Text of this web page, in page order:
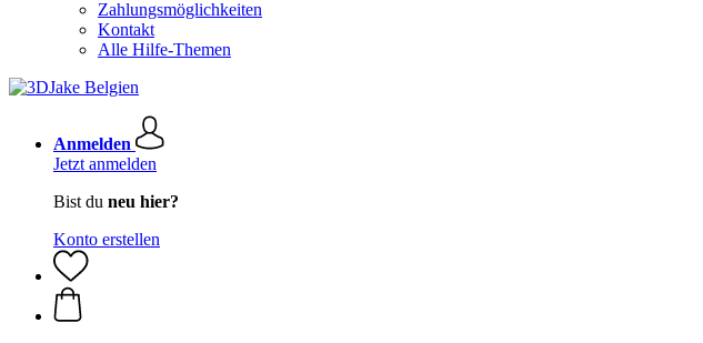
Zahlungsmöglichkeiten
Kontakt
Alle Hilfe-Themen
Anmelden
Jetzt anmelden
Bist du neu hier?
Konto erstellen